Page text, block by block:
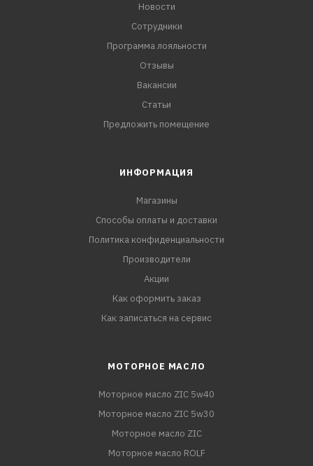
Новости
Сотрудники
Программа лояльности
Отзывы
Вакансии
Статьи
Предложить помещение
ИНФОРМАЦИЯ
Магазины
Способы оплаты и доставки
Политика конфиденциальности
Производители
Акции
Как оформить заказ
Как записаться на сервис
МОТОРНОЕ МАСЛО
Моторное масло ZIC 5w40
Моторное масло ZIC 5w30
Моторное масло ZIC
Моторное масло ROLF